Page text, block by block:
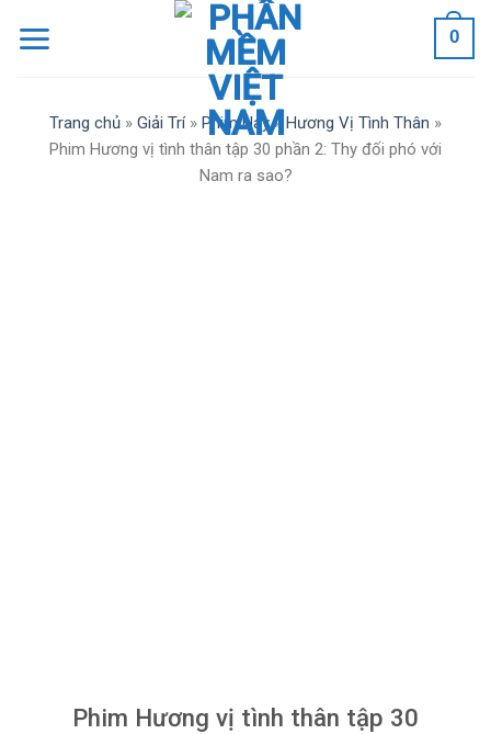
0
Trang chủ » Giải Trí» Phim Hay» Hương Vị Tình Thân »
Phim Hương vị tình thân tập 30 phần 2: Thy đối phó với
Nam ra sao?
Phim Hương vị tình thân tập 30